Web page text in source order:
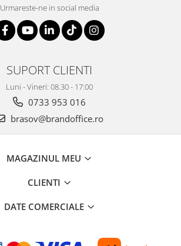
Urmareste-ne in social media
SUPORT CLIENTI
Luni - Vineri: 08.30 - 17:00
0733 953 016
brasov@brandoffice.ro
MAGAZINUL MEU
CLIENTI
DATE COMERCIALE